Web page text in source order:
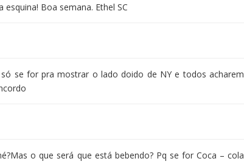
Boa semana. Ethel SC
se for pra mostrar o lado doido de NY e todos acharem
o que será que está bebendo? Pq se for Coca – cola